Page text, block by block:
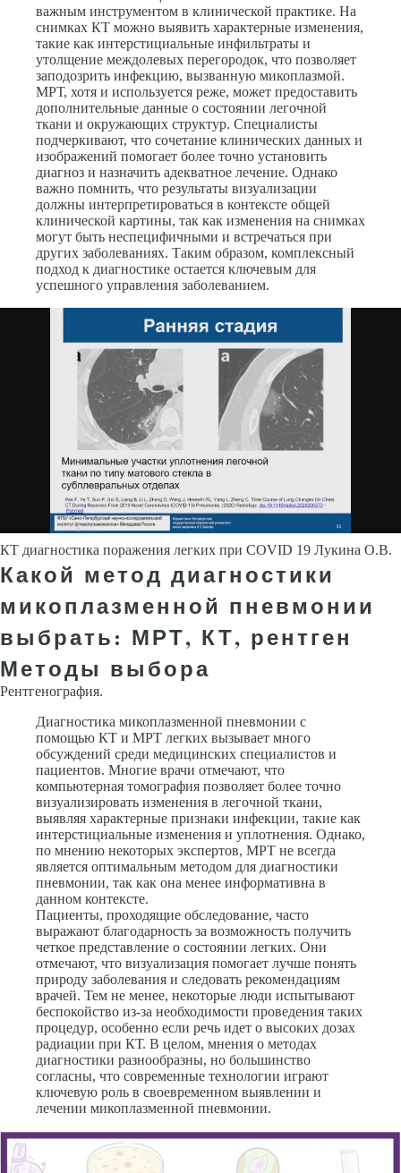
важным инструментом в клинической практике. На
снимках КТ можно выявить характерные изменения,
такие как интерстициальные инфильтраты и
утолщение междолевых перегородок, что позволяет
заподозрить инфекцию, вызванную микоплазмой.
МРТ, хотя и используется реже, может предоставить
дополнительные данные о состоянии легочной
ткани и окружающих структур. Специалисты
подчеркивают, что сочетание клинических данных и
изображений помогает более точно установить
диагноз и назначить адекватное лечение. Однако
важно помнить, что результаты визуализации
должны интерпретироваться в контексте общей
клинической картины, так как изменения на снимках
могут быть неспецифичными и встречаться при
других заболеваниях. Таким образом, комплексный
подход к диагностике остается ключевым для
успешного управления заболеванием.
КТ диагностика поражения легких при COVID 19 Лукина О.В.
Какой метод диагностики
микоплазменной пневмонии
выбрать: МРТ, КТ, рентген
Методы выбора
Рентгенография.
Диагностика микоплазменной пневмонии с
помощью КТ и МРТ легких вызывает много
обсуждений среди медицинских специалистов и
пациентов. Многие врачи отмечают, что
компьютерная томография позволяет более точно
визуализировать изменения в легочной ткани,
выявляя характерные признаки инфекции, такие как
интерстициальные изменения и уплотнения. Однако,
по мнению некоторых экспертов, МРТ не всегда
является оптимальным методом для диагностики
пневмонии, так как она менее информативна в
данном контексте.
Пациенты, проходящие обследование, часто
выражают благодарность за возможность получить
четкое представление о состоянии легких. Они
отмечают, что визуализация помогает лучше понять
природу заболевания и следовать рекомендациям
врачей. Тем не менее, некоторые люди испытывают
беспокойство из-за необходимости проведения таких
процедур, особенно если речь идет о высоких дозах
радиации при КТ. В целом, мнения о методах
диагностики разнообразны, но большинство
согласны, что современные технологии играют
ключевую роль в своевременном выявлении и
лечении микоплазменной пневмонии.